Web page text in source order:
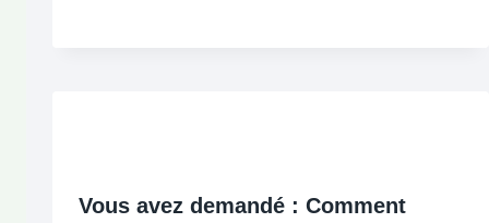
Vous avez demandé : Comment